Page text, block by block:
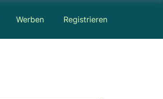
Werben Registrieren